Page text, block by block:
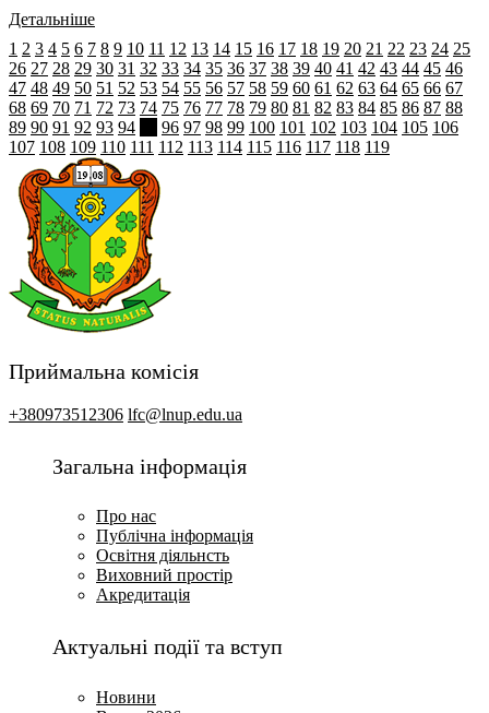
Детальніше
1 2 3 4 5 6 7 8 9 10 11 12 13 14 15 16 17 18 19 20 21 22 23 24 25
26 27 28 29 30 31 32 33 34 35 36 37 38 39 40 41 42 43 44 45 46
47 48 49 50 51 52 53 54 55 56 57 58 59 60 61 62 63 64 65 66 67
68 69 70 71 72 73 74 75 76 77 78 79 80 81 82 83 84 85 86 87 88
89 90 91 92 93 94 96 97 98 99 100 101 102 103 104 105 106
107 108 109 110 111 112 113 114 115 116 117 118 119
Приймальна комісія
+380973512306 lfc@lnup.edu.ua
Загальна інформація
Про нас
Публічна інформація
Освітня діяльнсть
Виховний простір
Акредитація
Актуальні події та вступ
Новини